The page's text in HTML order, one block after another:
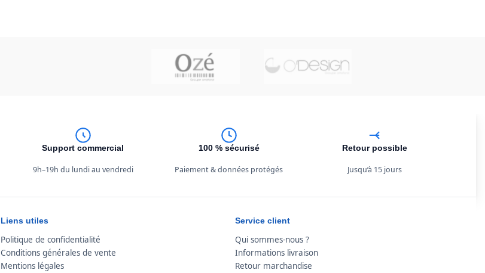
Support commercial
9h–19h du lundi au vendredi
100 % sécurisé
Paiement & données protégés
Retour possible
Jusqu’à 15 jours
Liens utiles
Politique de confidentialité
Conditions générales de vente
Mentions légales
Service client
Qui sommes-nous ?
Informations livraison
Retour marchandise